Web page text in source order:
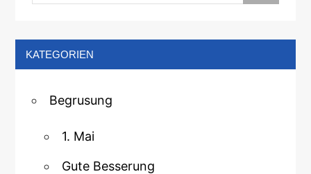
KATEGORIEN
Begrusung
1. Mai
Gute Besserung